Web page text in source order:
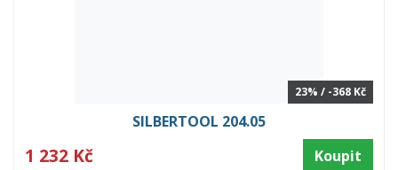
23% / -368 Kč
SILBERTOOL 204.05
1 232 Kč Koupit